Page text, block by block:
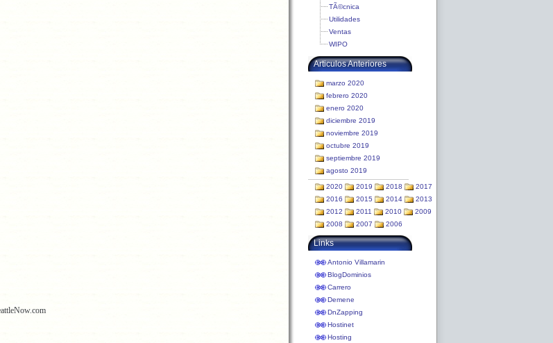
TÃ©cnica
Utilidades
Ventas
WIPO
Articulos Anteriores
marzo 2020
febrero 2020
enero 2020
diciembre 2019
noviembre 2019
octubre 2019
septiembre 2019
agosto 2019
2020 2019 2018
2017
2016
2015 2014
2013
2012
2011 2010
2009
2008
2007 2006
Links
Antonio Villamarin
BlogDominios
Carrero
Demene
DnZapping
Hostinet
Hosting